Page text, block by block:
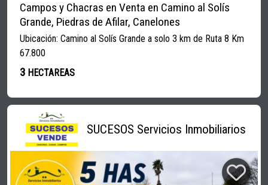
Campos y Chacras en Venta en Camino al Solís
Grande, Piedras de Afilar, Canelones
Ubicación: Camino al Solís Grande a solo 3 km de Ruta 8 Km
67.800
3 HECTAREAS
SUCESOS Servicios Inmobiliarios